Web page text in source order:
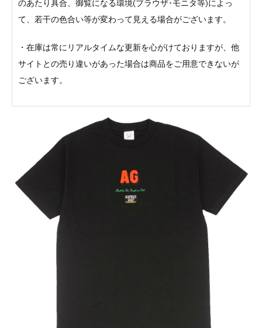
のあたり具合、御覧になる環境(ブラウザ･モニタ等)によっ
て、若干の色合い等が変わって見える場合がございます。
・在庫は常にリアルタイムな更新を心がけておりますが、他
サイトとの売り違いがあった場合は商品をご用意できないが
ございます。